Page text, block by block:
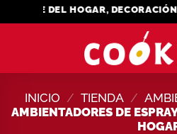
al
DEL HOGAR, DECORACIÓN
INICIO / TIENDA /
AMBIENTADORES DE